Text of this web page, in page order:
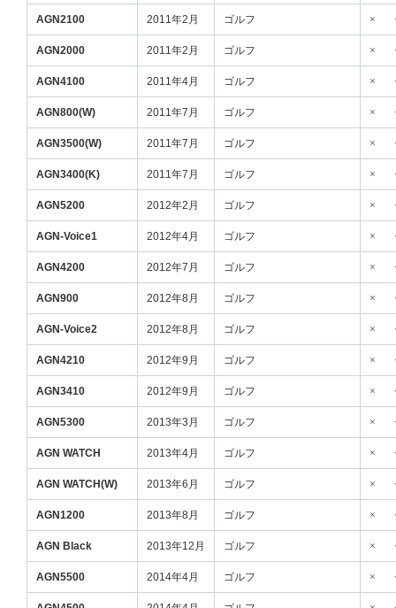
AGN2100 2011年2月 ゴルフ ×
AGN2000 2011年2月 ゴルフ ×
AGN4100 2011年4月 ゴルフ ×
AGN800(W) 2011年7月 ゴルフ ×
AGN3500(W) 2011年7月 ゴルフ ×
AGN3400(K) 2011年7月 ゴルフ ×
AGN5200 2012年2月 ゴルフ ×
AGN-Voice1 2012年4月 ゴルフ ×
AGN4200 2012年7月 ゴルフ ×
AGN900 2012年8月 ゴルフ ×
AGN-Voice2 2012年8月 ゴルフ ×
AGN4210 2012年9月 ゴルフ ×
AGN3410 2012年9月 ゴルフ ×
AGN5300 2013年3月 ゴルフ ×
AGN WATCH 2013年4月 ゴルフ ×
AGN WATCH(W) 2013年6月 ゴルフ ×
AGN1200 2013年8月 ゴルフ ×
AGN Black 2013年12月 ゴルフ ×
AGN5500 2014年4月 ゴルフ ×